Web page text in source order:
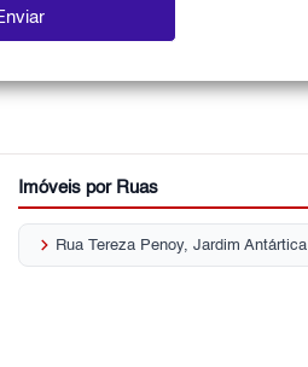
Imóveis por Ruas
keyboard_arrow_right Rua Tereza Penoy, Jardim Antártica